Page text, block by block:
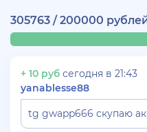
305763 / 200000
+ 10 руб сегодня в 21:43
yanablesse88
tg gwapp666 скупаю